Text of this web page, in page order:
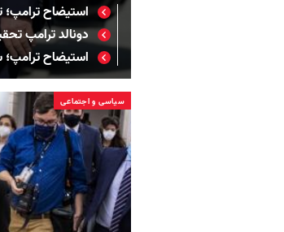
استیضاح
دونالد ترامپ
استیضاح
سیاسی و اجتماعی